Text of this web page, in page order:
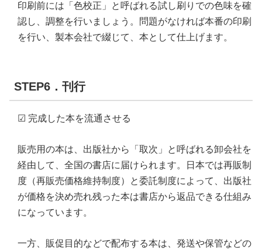
印刷前には「色校正」と呼ばれる試し刷りでの色味を確
認し、調整を行いましょう。問題がなければ本番の印刷
を行い、製本会社で綴じて、本として仕上げます。
STEP6．刊行
☑ 完成した本を流通させる
販売用の本は、出版社から「取次」と呼ばれる卸会社を
経由して、全国の書店に届けられます。日本では再販制
度（再販売価格維持制度）と委託制度によって、出版社
が価格を決め売れ残った本は書店から返品できる仕組み
になっています。
一方、販促目的などで配布する本は、発送や保管などの